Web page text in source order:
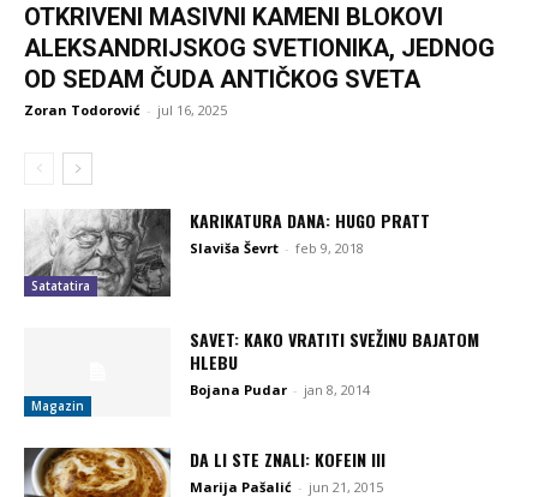
OTKRIVENI MASIVNI KAMENI BLOKOVI
ALEKSANDRIJSKOG SVETIONIKA, JEDNOG
OD SEDAM ČUDA ANTIČKOG SVETA
Zoran Todorović - jul 16, 2025
Satatatira
KARIKATURA DANA: HUGO PRATT
Slaviša Ševrt - feb 9, 2018
Magazin
SAVET: KAKO VRATITI SVEŽINU BAJATOM
HLEBU
Bojana Pudar - jan 8, 2014
DA LI STE ZNALI: KOFEIN III
Marija Pašalić - jun 21, 2015